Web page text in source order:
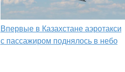
Впервые в Казахстане аэротакси
с пассажиром поднялось в небо